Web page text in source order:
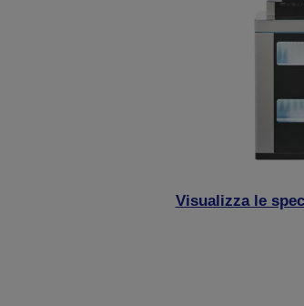
Visualizza le